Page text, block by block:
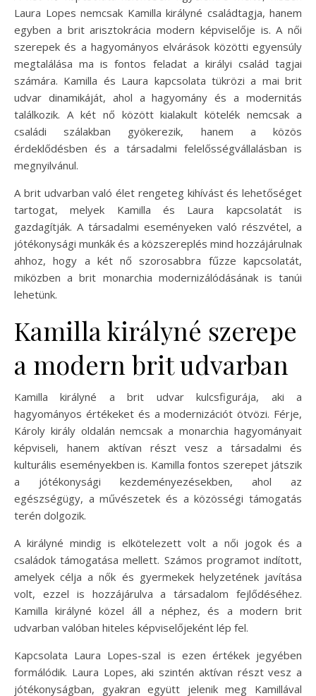
Laura Lopes nemcsak Kamilla királyné családtagja, hanem
egyben a brit arisztokrácia modern képviselője is. A női
szerepek és a hagyományos elvárások közötti egyensúly
megtalálása ma is fontos feladat a királyi család tagjai
számára. Kamilla és Laura kapcsolata tükrözi a mai brit
udvar dinamikáját, ahol a hagyomány és a modernitás
találkozik. A két nő között kialakult kötelék nemcsak a
családi szálakban gyökerezik, hanem a közös
érdeklődésben és a társadalmi felelősségvállalásban is
megnyilvánul.
A brit udvarban való élet rengeteg kihívást és lehetőséget
tartogat, melyek Kamilla és Laura kapcsolatát is
gazdagítják. A társadalmi eseményeken való részvétel, a
jótékonysági munkák és a közszereplés mind hozzájárulnak
ahhoz, hogy a két nő szorosabbra fűzze kapcsolatát,
miközben a brit monarchia modernizálódásának is tanúi
lehetünk.
Kamilla királyné szerepe
a modern brit udvarban
Kamilla királyné a brit udvar kulcsfigurája, aki a
hagyományos értékeket és a modernizációt ötvözi. Férje,
Károly király oldalán nemcsak a monarchia hagyományait
képviseli, hanem aktívan részt vesz a társadalmi és
kulturális eseményekben is. Kamilla fontos szerepet játszik
a jótékonysági kezdeményezésekben, ahol az
egészségügy, a művészetek és a közösségi támogatás
terén dolgozik.
A királyné mindig is elkötelezett volt a női jogok és a
családok támogatása mellett. Számos programot indított,
amelyek célja a nők és gyermekek helyzetének javítása
volt, ezzel is hozzájárulva a társadalom fejlődéséhez.
Kamilla királyné közel áll a néphez, és a modern brit
udvarban valóban hiteles képviselőjeként lép fel.
Kapcsolata Laura Lopes-szal is ezen értékek jegyében
formálódik. Laura Lopes, aki szintén aktívan részt vesz a
jótékonyságban, gyakran együtt jelenik meg Kamillával